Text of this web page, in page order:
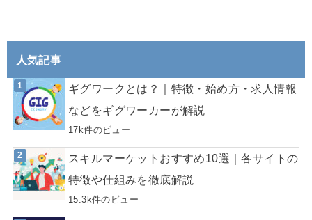
人気記事
ギグワークとは？｜特徴・始め方・求人情報
などをギグワーカーが解説
17k件のビュー
スキルマーケットおすすめ10選｜各サイトの
特徴や仕組みを徹底解説
15.3k件のビュー